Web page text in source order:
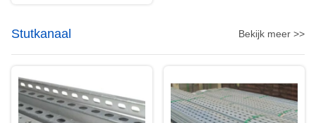
Stutkanaal Bekijk meer >>